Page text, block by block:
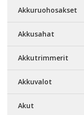
Akkuruohosakset
Akkusahat
Akkutrimmerit
Akkuvalot
Akut